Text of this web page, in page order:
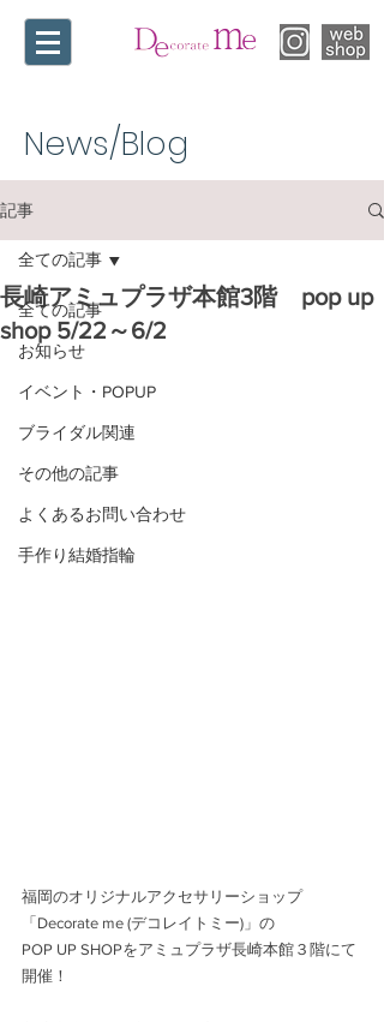
News/Blog​
記事
全ての記事
お知らせ
イベント・POPUP
ブライダル関連
その他の記事
よくあるお問い合わせ
手作り結婚指輪
全ての記事
長崎アミュプラザ本館3階 pop up
shop 5/22～6/2
福岡のオリジナルアクセサリーショップ
「Decorate me (デコレイトミー)」の
POP UP SHOPをアミュプラザ長崎本館３階にて
開催！